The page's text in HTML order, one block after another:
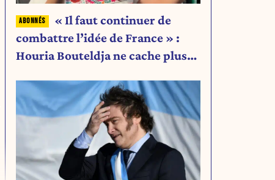
« Il faut continuer de
combattre l’idée de France » :
Houria Bouteldja ne cache plus